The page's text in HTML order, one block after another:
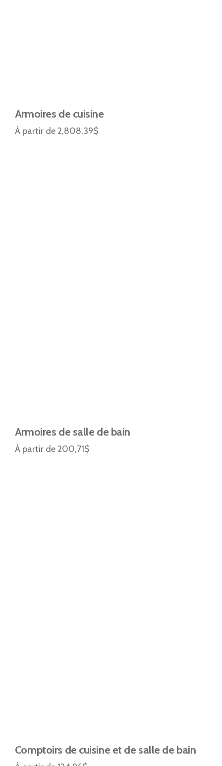
Armoires de cuisine
À partir de 2,808,39$
Armoires de salle de bain
À partir de 200,71$
Comptoirs de cuisine et de salle de bain